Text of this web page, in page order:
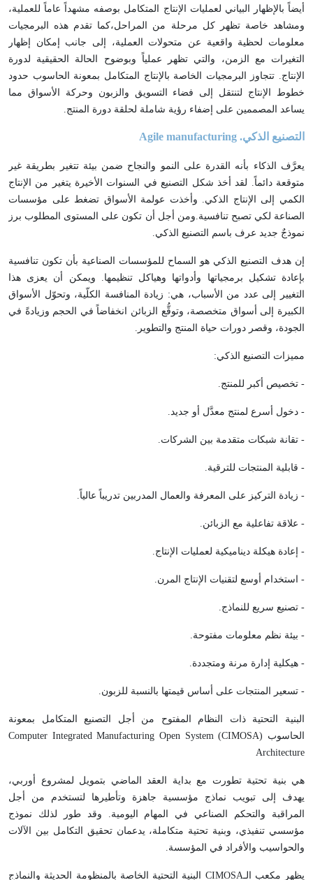
أيضاً بالإظهار البياني لعمليات الإنتاج المتكامل بوصفه مشهداً عاماً للعملية،
ومشاهد خاصة تظهر كل مرحلة من المراحل،كما تقدم هذه البرمجيات
معلومات لحظية واقعية عن متحولات العملية، إلى جانب إمكان إظهار
التغيرات مع الزمن، والتي تظهر عملياً وبوضوح الحالة الحقيقية لدورة
الإنتاج. تتجاوز البرمجيات الخاصة بالإنتاج المتكامل بمعونة الحاسوب حدود
خطوط الإنتاج لتنتقل إلى فضاء التسويق والزبون وحركة الأسواق مما
يساعد المصممين على إضفاء رؤية شاملة لحلقة دورة المنتج.
التصنيع الذكي. Agile manufacturing
يعرَّف الذكاء بأنه القدرة على النمو والنجاح ضمن بيئة تتغير بطريقة غير
متوقعة دائماً. لقد أخذ شكل التصنيع في السنوات الأخيرة يتغير من الإنتاج
الكمي إلى الإنتاج الذكي. وأخذت عولمة الأسواق تضغط على مؤسسات
الصناعة لكي تصبح تنافسية.ومن أجل أن تكون على المستوى المطلوب برز
نموذجٌ جديد عرف باسم التصنيع الذكي.
إن هدف التصنيع الذكي هو السماح للمؤسسات الصناعية بأن تكون تنافسية
بإعادة تشكيل برمجياتها وأدواتها وهياكل تنظيمها. ويمكن أن يعزى هذا
التغيير إلى عدد من الأسباب، هي: زيادة المنافسة الكلّية، وتحوّل الأسواق
الكبيرة إلى أسواق متخصصة، وتوقُّع الزبائن انخفاضاً في الحجم وزيادةً في
الجودة، وقصر دورات حياة المنتج والتطوير.
مميزات التصنيع الذكي:
- تخصيص أكبر للمنتج.
- دخول أسرع لمنتج معدَّل أو جديد.
- تقانة شبكات متقدمة بين الشركات.
- قابلية المنتجات للترقية.
- زيادة التركيز على المعرفة والعمال المدربين تدريباً عالياً.
- علاقة تفاعلية مع الزبائن.
- إعادة هيكلة ديناميكية لعمليات الإنتاج.
- استخدام أوسع لتقنيات الإنتاج المرن.
- تصنيع سريع للنماذج.
- بيئة نظم معلومات مفتوحة.
- هيكلية إدارة مرنة ومتجددة.
- تسعير المنتجات على أساس قيمتها بالنسبة للزبون.
البنية التحتية ذات النظام المفتوح من أجل التصنيع المتكامل بمعونة
الحاسوب (CIMOSA
)
Computer Integrated Manufacturing Open System
Architecture
هي بنية تحتية تطورت مع بداية العقد الماضي بتمويل لمشروع أوربي،
يهدف إلى تبويب نماذج مؤسسية جاهزة وتأطيرها لتستخدم من أجل
المراقبة والتحكم الصناعي في المهام اليومية. وقد طور لذلك نموذج
مؤسسي تنفيذي، وبنية تحتية متكاملة، يدعمان تحقيق التكامل بين الآلات
والحواسيب والأفراد في المؤسسة.
يظهر مكعب الـCIMOSA البنية التحتية الخاصة بالمنظومة الحديثة والنماذج